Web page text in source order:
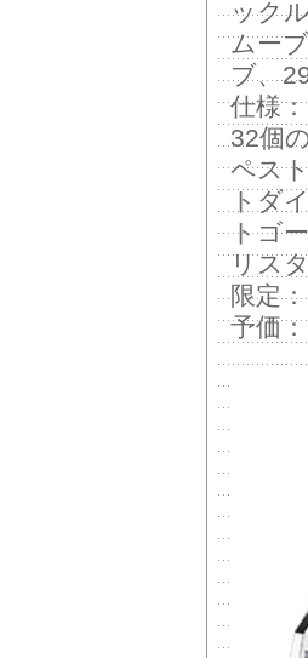
ックル
ムー
ブ、
仕様
32個
ペス
トダ
トゴ
リス
限定
予価